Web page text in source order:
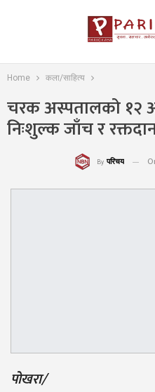
Home कला/साहित्य
चरक अस्पतालको १२
निःशुल्क जाँच र
By परिचय
पोखरा/